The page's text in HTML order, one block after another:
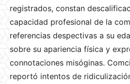
registrados, constan
capacidad profesional de la
referencias despectivas a su
sobre su apariencia física y
connotaciones misóginas.
reportó intentos de